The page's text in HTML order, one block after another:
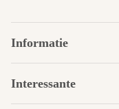
Informatie
Interessante